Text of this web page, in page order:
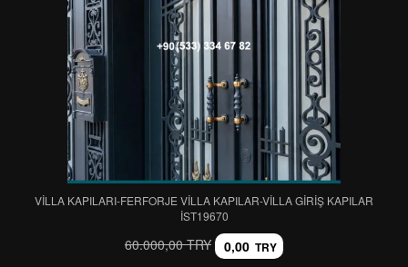
VİLLA KAPILARI-FERFORJE VİLLA KAPILAR-VİLLA GİRİŞ KAPILAR
IST19670
60.000,00 TRY 0,00 TRY